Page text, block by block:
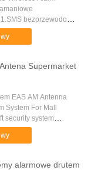
bezprzewodowy
kratowe ekran LCD 3.4
10 strefy ...
Supermarket
EAS AM Antenna
System For Mall
security system
antenna use in
book .....
alarmowe drutem